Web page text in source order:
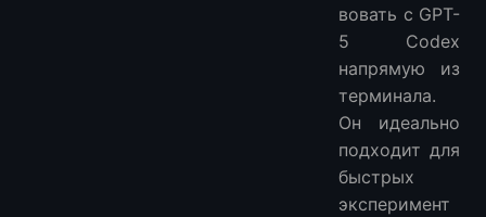
вовать с GPT-
5 Codex
напрямую из
терминала.
Он идеально
подходит для
быстрых
эксперимент